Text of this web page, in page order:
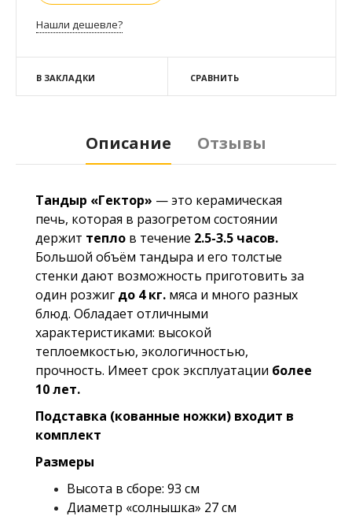
Нашли дешевле?
В ЗАКЛАДКИ СРАВНИТЬ
Описание Отзывы
Тандыр «Гектор» — это керамическая
печь, которая в разогретом состоянии
держит тепло в течение 2.5-3.5 часов.
Большой объём тандыра и его толстые
стенки дают возможность приготовить за
один розжиг до 4 кг. мяса и много разных
блюд. Обладает отличными
характеристиками: высокой
теплоемкостью, экологичностью,
прочность. Имеет срок эксплуатации более
10 лет.
Подставка (кованные ножки) входит в
комплект
Размеры
Высота в сборе: 93 см
Диаметр «солнышка» 27 см